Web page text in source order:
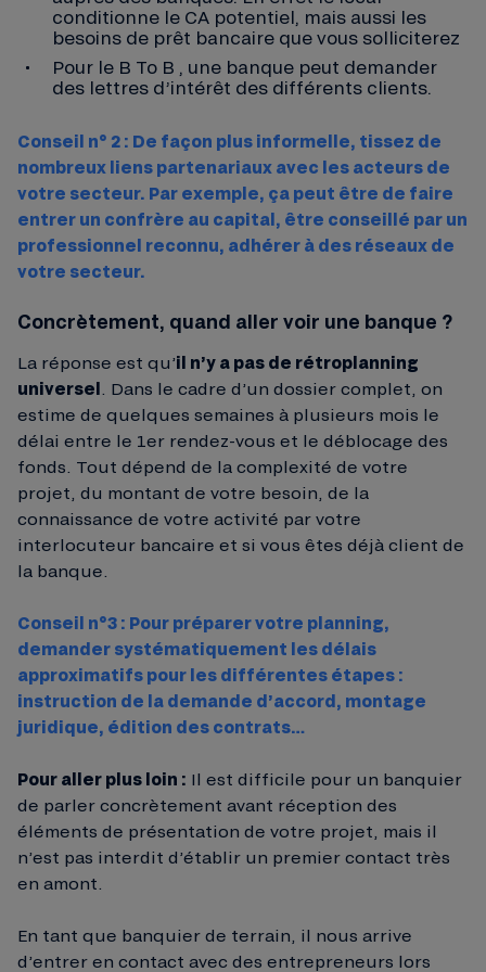
conditionne le CA potentiel, mais aussi les
besoins de prêt bancaire que vous solliciterez
Pour le B To B , une banque peut demander
des lettres d’intérêt des différents clients.
Conseil n° 2 : De façon plus informelle, tissez de
nombreux liens partenariaux avec les acteurs de
votre secteur. Par exemple, ça peut être de faire
entrer un confrère au capital, être conseillé par un
professionnel reconnu, adhérer à des réseaux de
votre secteur.
Concrètement, quand aller voir une banque ?
La réponse est qu’il n’y a pas de rétroplanning
universel . Dans le cadre d’un dossier complet, on
estime de quelques semaines à plusieurs mois le
délai entre le 1er rendez-vous et le déblocage des
fonds. Tout dépend de la complexité de votre
projet, du montant de votre besoin, de la
connaissance de votre activité par votre
interlocuteur bancaire et si vous êtes déjà client de
la banque.
Conseil n°3 : Pour préparer votre planning,
demander systématiquement les délais
approximatifs pour les différentes étapes :
instruction de la demande d’accord, montage
juridique, édition des contrats…
Pour aller plus loin : Il est difficile pour un banquier
de parler concrètement avant réception des
éléments de présentation de votre projet, mais il
n’est pas interdit d’établir un premier contact très
en amont.
En tant que banquier de terrain, il nous arrive
d’entrer en contact avec des entrepreneurs lors